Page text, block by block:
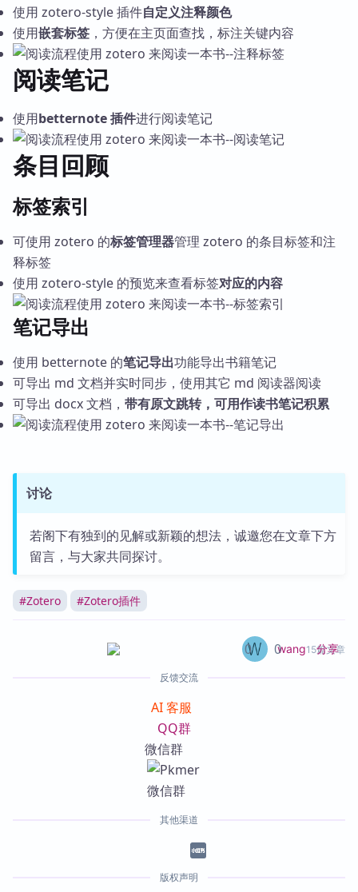
使用 zotero-style 插件自定义注释颜色
使用嵌套标签 ，方便在主页面查找，标注关键内容
阅读笔记
使用betternote 插件进行阅读笔记
条目回顾
标签索引
可使用 zotero 的标签管理器管理 zotero 的条目标签和注
释标签
使用 zotero-style 的预览来查看标签对应的内容
笔记导出
使用 betternote 的笔记导出功能导出书籍笔记
可导出 md 文档并实时同步，使用其它 md 阅读器阅读
可导出 docx 文档， 带有原文跳转，可用作读书笔记积累
讨论
若阁下有独到的见解或新颖的想法，诚邀您在文章下方
留言，与大家共同探讨。
#Zotero #Zotero插件
wang15篇文章
0 0 分享
反馈交流
AI 客服
QQ群
微信群
其他渠道
版权声明